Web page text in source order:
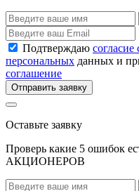
Подтверждаю
персональных данных и
соглашение
Отправить заявку
Оставьте заявку
Проверь какие 5 ошибок
АКЦИОНЕРОВ